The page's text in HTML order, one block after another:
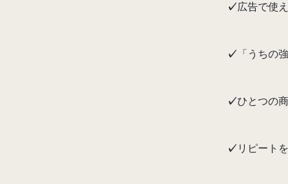
✓広告で使
✓ 「うちの
✓ひとつの
✓ リピート